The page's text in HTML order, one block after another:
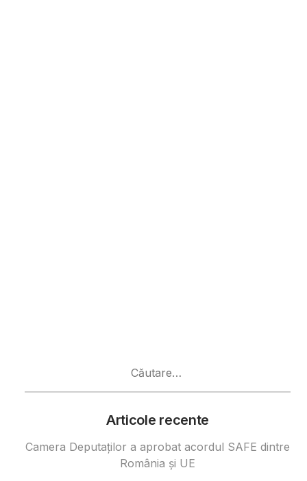
Articole recente
Camera Deputaților a aprobat acordul SAFE dintre
România și UE